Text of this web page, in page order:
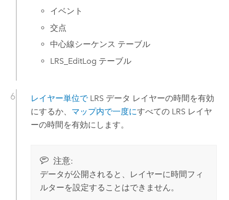
イベント
交点
中心線シーケンス テーブル
LRS_EditLog テーブル
レイヤー単位でLRS データ レイヤーの時間を有効
にするか、 マップ内で一度にすべての LRS レイヤ
ーの時間を有効にします。
注意:
データが公開されると、レイヤーに時間フィ
ルターを設定することはできません。